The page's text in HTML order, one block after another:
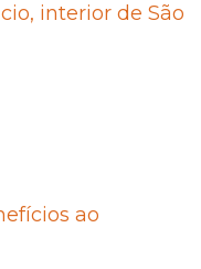
interior de São
ao